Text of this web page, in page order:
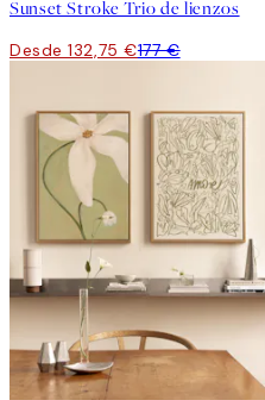
Sunset Stroke Trio de lienzos
Desde 132,75 €177 €